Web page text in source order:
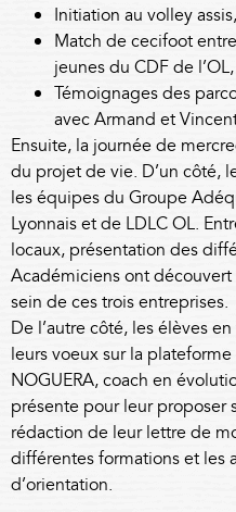
Initiation au volley assis,
Match de cecifoot
jeunes du CDF de l’OL,
Témoignages des
avec Armand et
Ensuite, la journée de
du projet de vie. D’un côté,
les équipes du Groupe
Lyonnaiset de LDLC OL.
locaux, présentation des
Académiciens ont
sein de ces trois entreprises.
De l’autre côté, les élèves
leurs voeux sur la
NOGUERA, coach en
présente pour leur proposer
rédaction de leur lettre de
différentes formations et les
d’orientation.